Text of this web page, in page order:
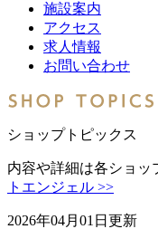
施設案内
アクセス
求人情報
お問い合わせ
ショップトピックス
内容や詳細は各ショッ
トエンジェル >>
2026年04月01日更新